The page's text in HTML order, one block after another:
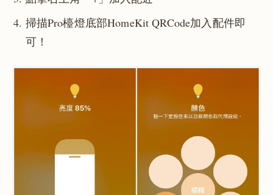
掃描Pro檯燈底部HomeKit QRCode加入配件即
可！